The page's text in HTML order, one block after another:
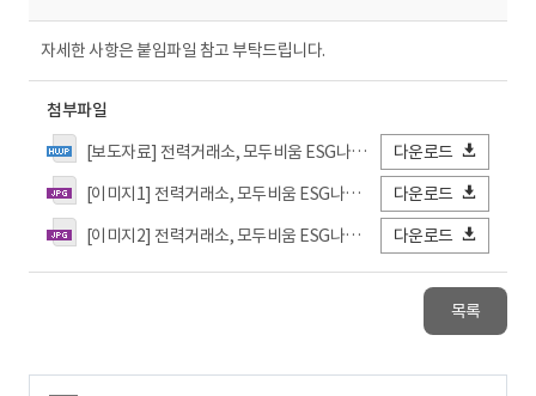
자세한 사항은 붙임파일 참고 부탁드립니다.
첨부파일
[보도자료] 전력거래소, 모두비움 ESG나눔 지역사회 폐전자기기 순환 캠페인 참여.hwp
다운로드
[이미지1] 전력거래소, 모두비움 ESG나눔 지역사회 폐전자기기 순환 캠페인 참여.jpg
다운로드
[이미지2] 전력거래소, 모두비움 ESG나눔 지역사회 폐전자기기 순환 캠페인 참여.jpg
다운로드
목록